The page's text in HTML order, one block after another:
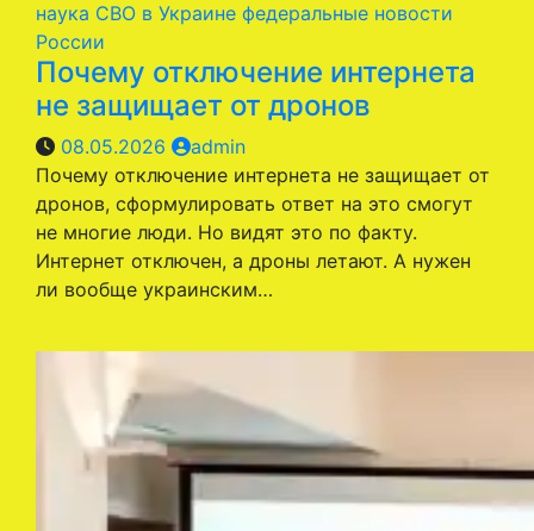
наука СВО в Украине федеральные новости
России
Почему отключение интернета
не защищает от дронов
08.05.2026
admin
Почему отключение интернета не защищает от
дронов, сформулировать ответ на это смогут
не многие люди. Но видят это по факту.
Интернет отключен, а дроны летают. А нужен
ли вообще украинским…